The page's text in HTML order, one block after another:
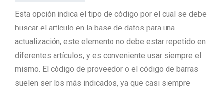
Esta opción indica el tipo de código por el cual se debe
buscar el artículo en la base de datos para una
actualización, este elemento no debe estar repetido en
diferentes artículos, y es conveniente usar siempre el
mismo. El código de proveedor o el código de barras
suelen ser los más indicados, ya que casi siempre